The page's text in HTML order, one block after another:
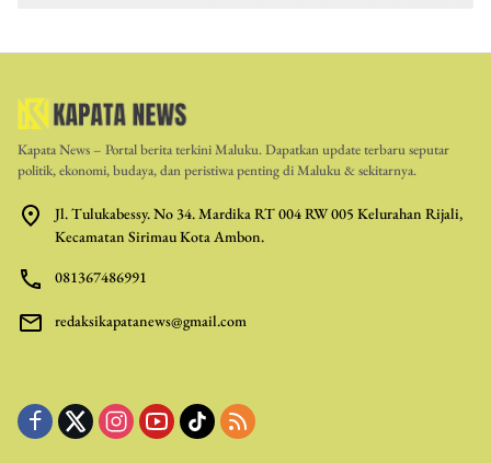
Kapata News – Portal berita terkini Maluku. Dapatkan update terbaru seputar
politik, ekonomi, budaya, dan peristiwa penting di Maluku & sekitarnya.
Jl. Tulukabessy. No 34. Mardika RT 004 RW 005 Kelurahan Rijali,
Kecamatan Sirimau Kota Ambon.
081367486991
redaksikapatanews@gmail.com